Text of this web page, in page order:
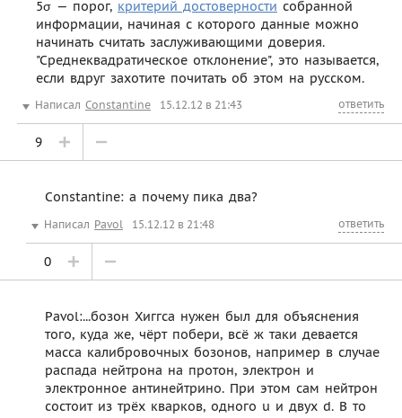
5σ — порог, критерий достоверности собранной
информации, начиная с которого данные можно
начинать считать заслуживающими доверия.
"Среднеквадратическое отклонение", это называется,
если вдруг захотите почитать об этом на русском.
Написал Constantine 15.12.12 в 21:43 ответить
9
Constantine: а почему пика два?
Написал Pavol 15.12.12 в 21:48 ответить
0
Pavol:...бозон Хиггса нужен был для объяснения
того, куда же, чёрт побери, всё ж таки девается
масса калибровочных бозонов, например в случае
распада нейтрона на протон, электрон и
электронное антинейтрино. При этом сам нейтрон
состоит из трёх кварков, одного u и двух d. В то